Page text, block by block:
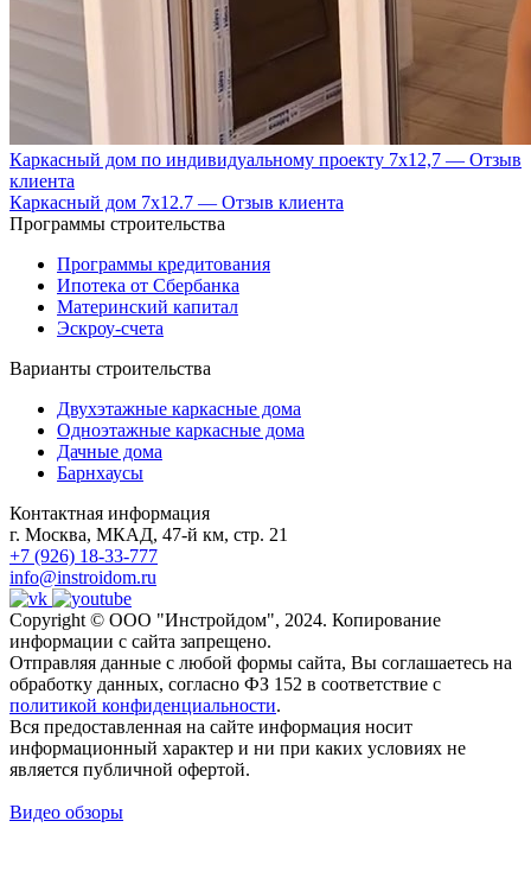
Каркасный дом по индивидуальному проекту 7х12,7 — Отзыв
клиента
Каркасный дом 7х12.7 — Отзыв клиента
Программы строительства
Программы кредитования
Ипотека от Сбербанка
Материнский капитал
Эскроу-счета
Варианты строительства
Двухэтажные каркасные дома
Одноэтажные каркасные дома
Дачные дома
Барнхаусы
Контактная информация
г. Москва, МКАД, 47-й км, стр. 21
+7 (926) 18-33-777
info@instroidom.ru
Copyright © ООО "Инстройдом", 2024. Копирование
информации с сайта запрещено.
Отправляя данные с любой формы сайта, Вы соглашаетесь на
обработку данных, согласно ФЗ 152 в соответствие с
политикой конфиденциальности.
Вся предоставленная на сайте информация носит
информационный характер и ни при каких условиях не
является публичной офертой.
Видео обзоры